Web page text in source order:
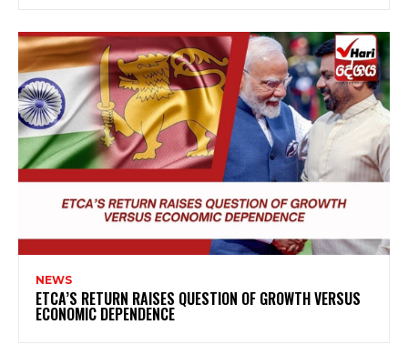
NEWS
ETCA’S RETURN RAISES QUESTION OF GROWTH VERSUS
ECONOMIC DEPENDENCE